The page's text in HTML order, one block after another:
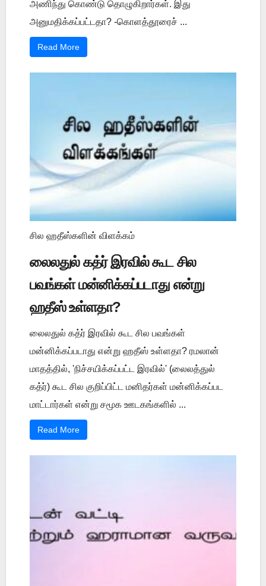
அணிந்து கொண்டு தொழுகிறார்கள். இது
அனுமதிக்கப்பட்டதா? -கொளத்தூரைச் ...
Read More
சில ஹதீஸ்களின் விளக்கம்
லைலதுல் கத்ர் இரவில் கூட சில
பவங்கள் மன்னிக்கப்படாது என்று
ஹதீஸ் உள்ளதா?
லைலதுல் கத்ர் இரவில் கூட சில பவங்கள்
மன்னிக்கப்படாது என்று ஹதீஸ் உள்ளதா? ரமலான்
மாதத்தில், 'நிச்சயிக்கப்பட்ட இரவில்' (லைலத்துல்
கத்ர்) கூட சில குறிப்பிட்ட மனிதர்கள் மன்னிக்கப்பட
மாட்டார்கள் என்று சமூக ஊடகங்களில் ...
Read More